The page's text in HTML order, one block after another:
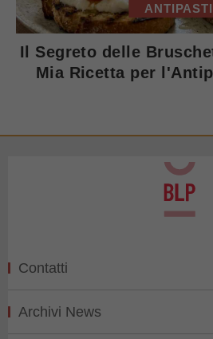
ANTIPASTI
Il Segreto delle
Mia Ricetta per
Contatti
Archivi News